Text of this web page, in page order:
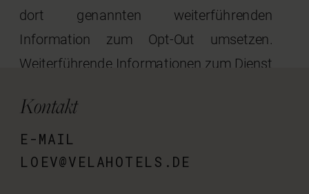
dort genannten weiterführenden
Information zum Opt-Out umsetzen.
Weiterführende Informationen zum Dienst
einsehen. © by Spirit Legal LLP
E-MAIL
LOEV@VELAHOTELS.DE
Kontakt